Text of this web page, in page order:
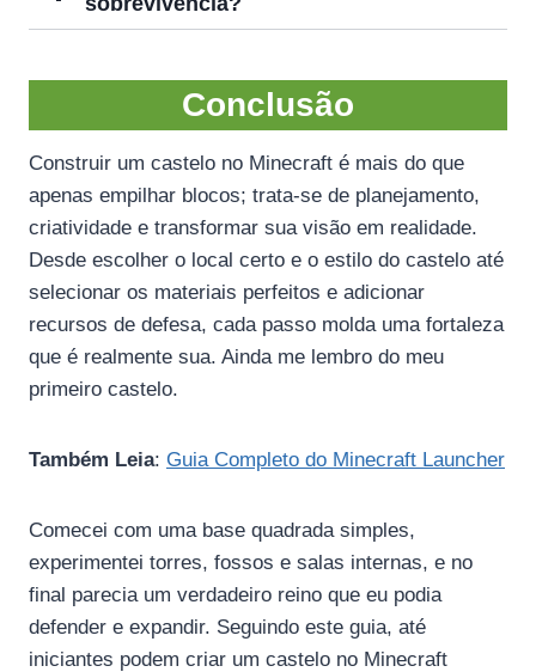
Conclusão
Construir um castelo no Minecraft é mais do que
apenas empilhar blocos; trata-se de planejamento,
criatividade e transformar sua visão em realidade.
Desde escolher o local certo e o estilo do castelo até
selecionar os materiais perfeitos e adicionar
recursos de defesa, cada passo molda uma fortaleza
que é realmente sua. Ainda me lembro do meu
primeiro castelo.
Também Leia: Guia Completo do Minecraft Launcher
Comecei com uma base quadrada simples,
experimentei torres, fossos e salas internas, e no
final parecia um verdadeiro reino que eu podia
defender e expandir. Seguindo este guia, até
iniciantes podem criar um castelo no Minecraft